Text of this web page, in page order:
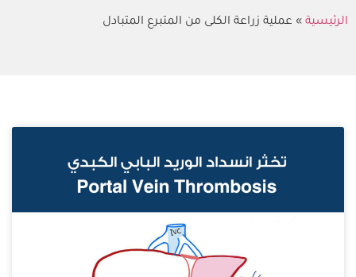
الرئيسية » عملية زراعة الكلى من المتبرع المتبادل